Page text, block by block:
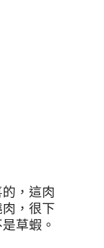
，這肉
，很下
草蝦。